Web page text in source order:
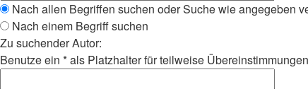
Nach allen Begriffen suchen oder Suche wie angegeben
Nach einem Begriff suchen
Zu suchender Autor:
Benutze ein * als Platzhalter für teilweise